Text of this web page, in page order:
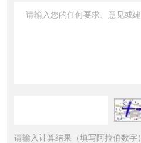
请输入计算结果（填写阿拉伯数字